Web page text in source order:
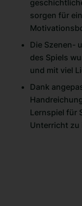
sorgen für
Die Szenen-
des Spiels
und mit viel
Dank
Lernspiel für
Unterricht zu